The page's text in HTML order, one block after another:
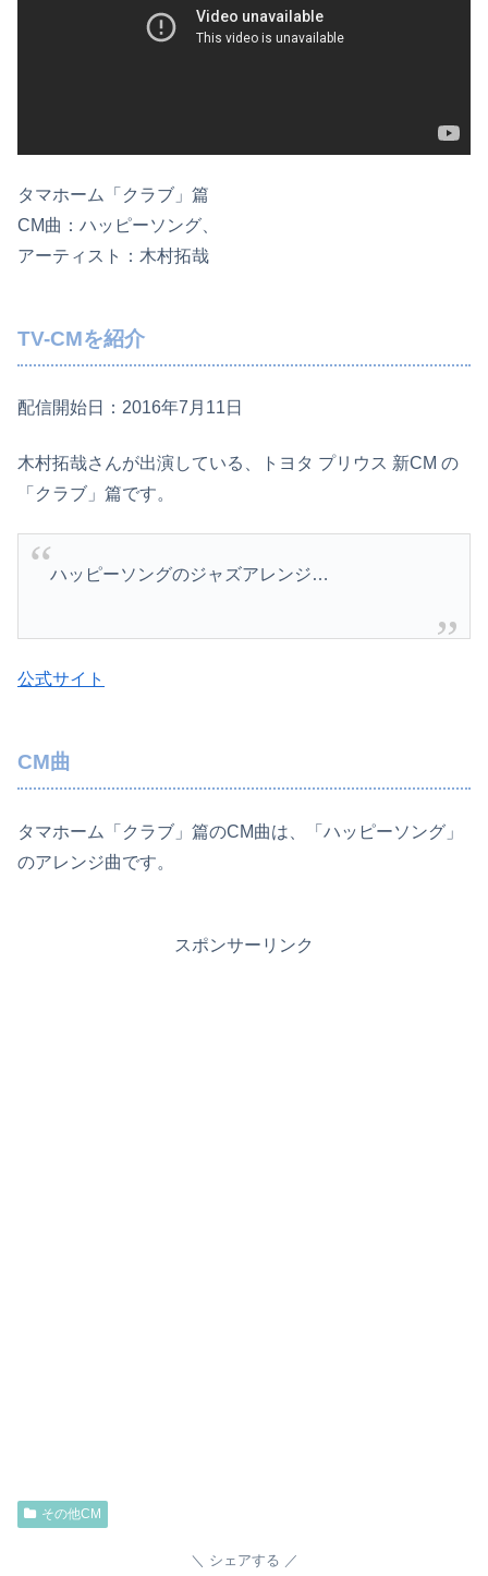
タマホーム「クラブ」篇
CM曲：ハッピーソング、
アーティスト：木村拓哉
TV-CMを紹介
配信開始日：2016年7月11日
木村拓哉さんが出演している、トヨタ プリウス 新CM の
「クラブ」篇です。
ハッピーソングのジャズアレンジ…
公式サイト
CM曲
タマホーム「クラブ」篇のCM曲は、「ハッピーソング」
のアレンジ曲です。
スポンサーリンク
その他CM
シェアする